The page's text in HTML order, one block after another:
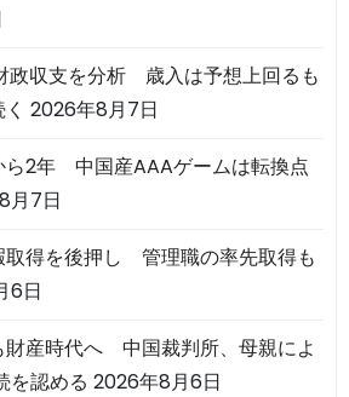
政収支を分析 歳入は予想上回るも
2026年8月7日
ら2年 中国産AAAゲームは転換点
月7日
取得を後押し 管理職の率先取得も
6日
財産時代へ 中国裁判所、母親によ
を認める 2026年8月6日